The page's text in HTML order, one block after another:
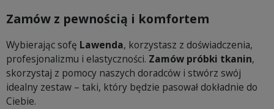
Zamów z pewnością i komfortem
Wybierając sofę Lawenda, korzystasz z doświadczenia,
profesjonalizmu i elastyczności. Zamów próbki tkanin,
skorzystaj z pomocy naszych doradców i stwórz swój
idealny zestaw – taki, który będzie pasował dokładnie do
Ciebie.